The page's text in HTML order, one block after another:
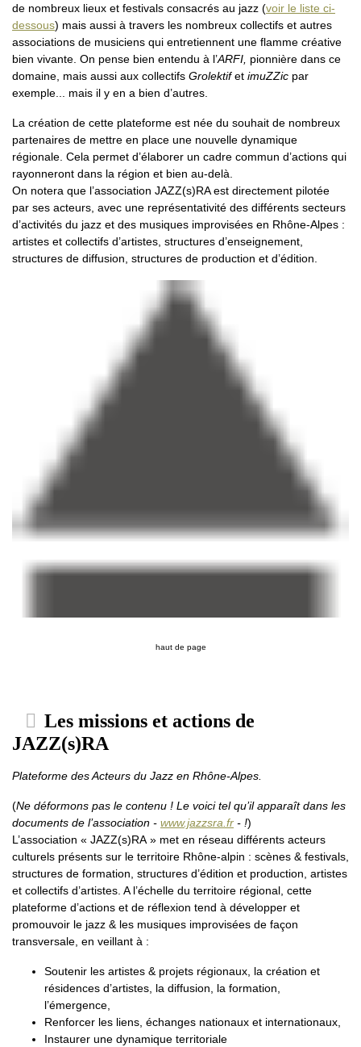
de nombreux lieux et festivals consacrés au jazz (voir le liste ci-
dessous) mais aussi à travers les nombreux collectifs et autres
associations de musiciens qui entretiennent une flamme créative
bien vivante. On pense bien entendu à l’ARFI, pionnière dans ce
domaine, mais aussi aux collectifs Grolektifet imuZZic par
exemple... mais il y en a bien d’autres.
La création de cette plateforme est née du souhait de nombreux
partenaires de mettre en place une nouvelle dynamique
régionale. Cela permet d’élaborer un cadre commun d’actions qui
rayonneront dans la région et bien au-delà.
On notera que l’association JAZZ(s)RA est directement pilotée
par ses acteurs, avec une représentativité des différents secteurs
d’activités du jazz et des musiques improvisées en Rhône-Alpes :
artistes et collectifs d’artistes, structures d’enseignement,
structures de diffusion, structures de production et d’édition.
haut de page
Les missions et actions de
JAZZ(s)RA
Plateforme des Acteurs du Jazz en Rhône-Alpes.
(Ne déformons pas le contenu ! Le voici tel qu’il apparaît dans les
documents de l’association - www.jazzsra.fr - !)
L’association « JAZZ(s)RA » met en réseau différents acteurs
culturels présents sur le territoire Rhône-alpin : scènes & festivals,
structures de formation, structures d’édition et production, artistes
et collectifs d’artistes. A l’échelle du territoire régional, cette
plateforme d’actions et de réflexion tend à développer et
promouvoir le jazz & les musiques improvisées de façon
transversale, en veillant à :
Soutenir les artistes & projets régionaux, la création et
résidences d’artistes, la diffusion, la formation,
l’émergence,
Renforcer les liens, échanges nationaux et internationaux,
Instaurer une dynamique territoriale